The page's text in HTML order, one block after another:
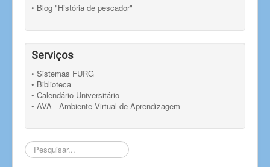
• Blog "História de pescador"
Serviços
• Sistemas FURG
• Biblioteca
• Calendário Universitário
• AVA - Ambiente Virtual de Aprendizagem
Pesquisar...